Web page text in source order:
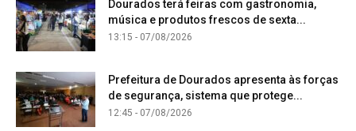
Dourados terá feiras com gastronomia,
música e produtos frescos de sexta...
13:15 - 07/08/2026
Prefeitura de Dourados apresenta às forças
de segurança, sistema que protege...
12:45 - 07/08/2026